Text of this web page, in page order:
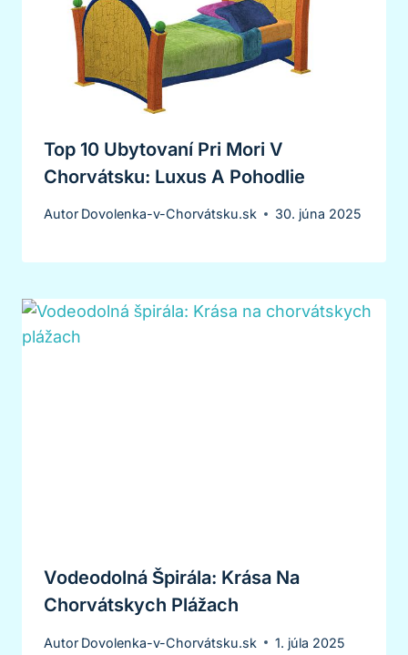
Top 10 Ubytovaní Pri Mori V
Chorvátsku: Luxus A Pohodlie
Autor Dovolenka-v-Chorvátsku.sk 30. júna 2025
Vodeodolná Špirála: Krása Na
Chorvátskych Plážach
Autor Dovolenka-v-Chorvátsku.sk 1. júla 2025